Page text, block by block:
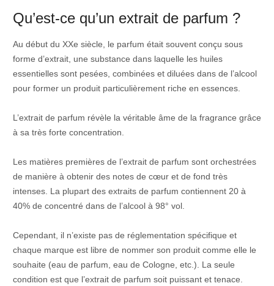
Qu’est-ce qu’un extrait de parfum ?
Au début du XXe siècle, le parfum était souvent conçu sous
forme d’extrait, une substance dans laquelle les huiles
essentielles sont pesées, combinées et diluées dans de l’alcool
pour former un produit particulièrement riche en essences.
L’extrait de parfum révèle la véritable âme de la fragrance grâce
à sa très forte concentration.
Les matières premières de l’extrait de parfum sont orchestrées
de manière à obtenir des notes de cœur et de fond très
intenses. La plupart des extraits de parfum contiennent 20 à
40% de concentré dans de l’alcool à 98° vol.
Cependant, il n’existe pas de réglementation spécifique et
chaque marque est libre de nommer son produit comme elle le
souhaite (eau de parfum, eau de Cologne, etc.). La seule
condition est que l’extrait de parfum soit puissant et tenace.